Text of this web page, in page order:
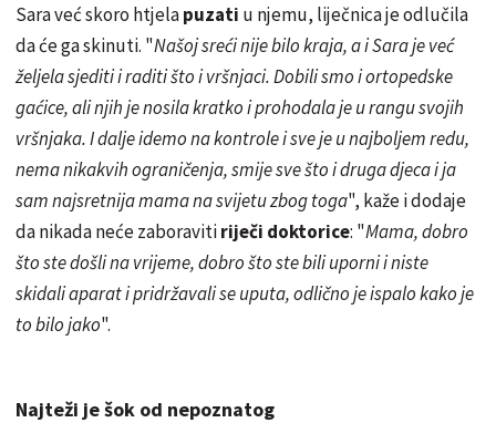
Sara već skoro htjelapuzati u njemu, liječnica je odlučila
da će ga skinuti. "Našoj sreći nije bilo kraja, a i Sara je već
željela sjediti i raditi što i vršnjaci. Dobili smo i ortopedske
gaćice, ali njih je nosila kratko i prohodala je u rangu svojih
vršnjaka. I dalje idemo na kontrole i sve je u najboljem redu,
nema nikakvih ograničenja, smije sve što i druga djeca i ja
sam najsretnija mama na svijetu zbog toga", kaže i dodaje
da nikada neće zaboravitiriječi doktorice: "Mama, dobro
što ste došli na vrijeme, dobro što ste bili uporni i niste
skidali aparat i pridržavali se uputa, odlično je ispalo kako je
to bilo jako".
Najteži je šok od nepoznatog